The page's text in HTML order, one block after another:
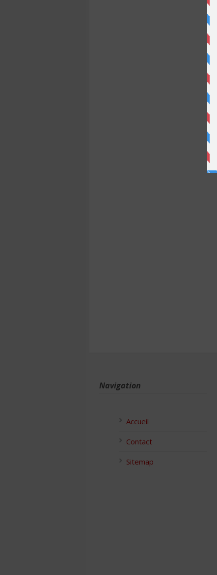
Navigation
Accueil
Contact
Sitemap